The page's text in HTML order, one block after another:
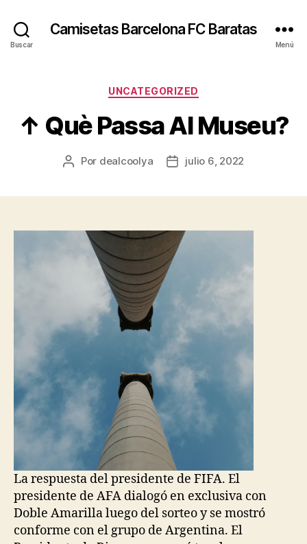
Buscar
Camisetas Barcelona FC Baratas
Menú
Categorías
UNCATEGORIZED
↑ Què Passa Al Museu?
Autor
Por dealcoolya
Fechajulio 6, 2022
La respuesta del presidente de FIFA. El
presidente de AFA dialogó en exclusiva con
Doble Amarilla luego del sorteo y se mostró
conforme con el grupo de Argentina. El